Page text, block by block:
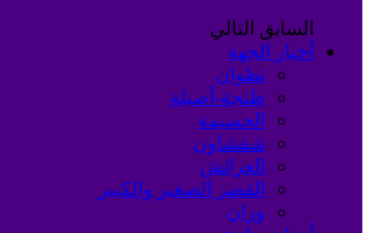
السابق التالي
أخبار الجهة
تطوان
طنجة-أصيلة
الحسيمة
شفشاون
العرائش
القصر الصغير والكبير
وزان